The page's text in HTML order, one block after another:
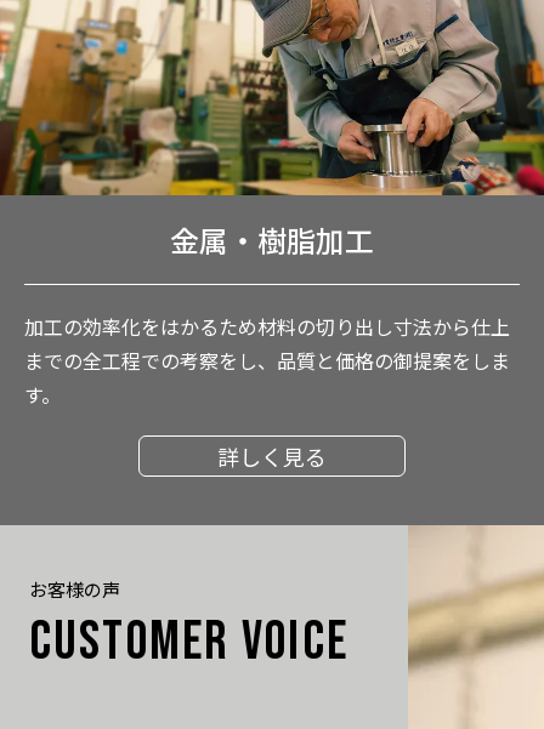
金属・樹脂加工
加工の効率化をはかるため材料の切り出し寸法から仕上
までの全工程での考察をし、品質と価格の御提案をしま
す。
詳しく見る
お客様の声
CUSTOMER VOICE